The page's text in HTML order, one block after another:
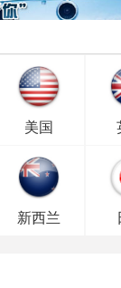
美国
新西兰